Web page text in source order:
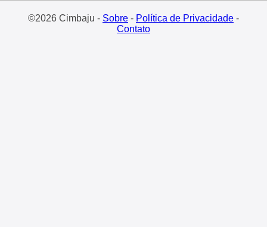
©2026 Cimbaju - Sobre- Política de Privacidade-
Contato